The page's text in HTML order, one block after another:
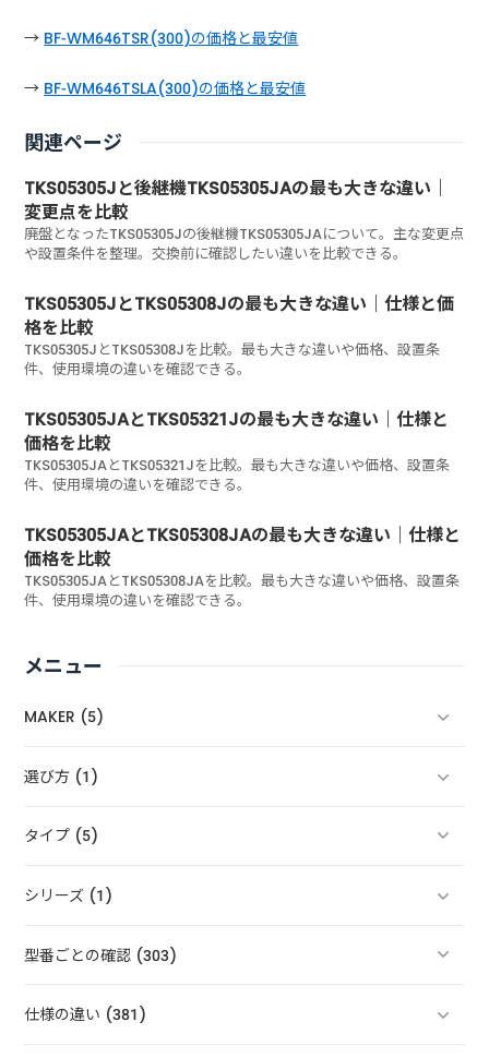
→ BF-WM646TSR(300)の価格と最安値
→ BF-WM646TSLA(300)の価格と最安値
関連ページ
TKS05305Jと後継機TKS05305JAの最も大きな違い｜
変更点を比較
廃盤となったTKS05305Jの後継機TKS05305JAについて。主な変更点
や設置条件を整理。交換前に確認したい違いを比較できる。
TKS05305JとTKS05308Jの最も大きな違い｜仕様と価
格を比較
TKS05305JとTKS05308Jを比較。最も大きな違いや価格、設置条
件、使用環境の違いを確認できる。
TKS05305JAとTKS05321Jの最も大きな違い｜仕様と
価格を比較
TKS05305JAとTKS05321Jを比較。最も大きな違いや価格、設置条
件、使用環境の違いを確認できる。
TKS05305JAとTKS05308JAの最も大きな違い｜仕様と
価格を比較
TKS05305JAとTKS05308JAを比較。最も大きな違いや価格、設置条
件、使用環境の違いを確認できる。
メニュー
MAKER (5)
選び方 (1)
タイプ (5)
シリーズ (1)
型番ごとの確認 (303)
仕様の違い (381)